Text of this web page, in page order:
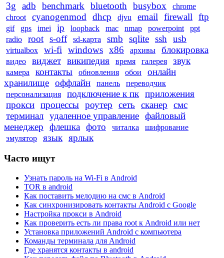
3g
adb benchmark bluetooth busybox
chrome
chroot
cyanogenmod dhcp djvu email firewall ftp
gif gps imei ip loopback mac nmap powerpoint
ppt
radio
root s-off sd-карта smb sqlite ssh usb
virtualbox wi-fi windows x86 архивы блокировка
видео виджет википедия время галерея звук
камера контакты обновления обои
онлайн
хранилище оффлайн панель
переводчик
персонализация
подключение к пк приложения
прокси процессы роутер сеть сканер
смс
терминал удаленное управление файловый
менеджер
флешка фото читалка
шифрование
эмулятор
язык ярлык
Часто ищут
Узнать пароль на Wi-Fi в Android
TOR в android
Как поставить мелодию на смс в Android
Как синхронизировать контакты Android с Google
Настройка прокси в Android
Как проверить есть ли права root к Android или нет
Установка приложений Android с компьютера
Команды терминала для Android
Где хранятся контакты в android